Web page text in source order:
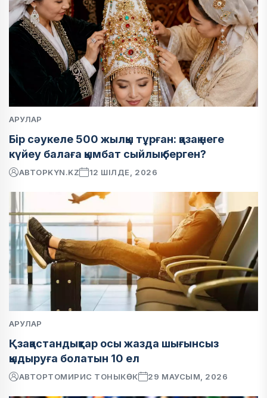
АРУЛАР
Бір сәукеле 500 жылқы тұрған: қазақ неге
күйеу балаға қымбат сыйлық берген?
АВТОРKYN.KZ 12 ШІЛДЕ, 2026
АРУЛАР
Қзақастандықтар осы жазда шығынсыз
қыдыруға болатын 10 ел
АВТОРТОМИРИС ТОНЫКӨК 29 МАУСЫМ, 2026